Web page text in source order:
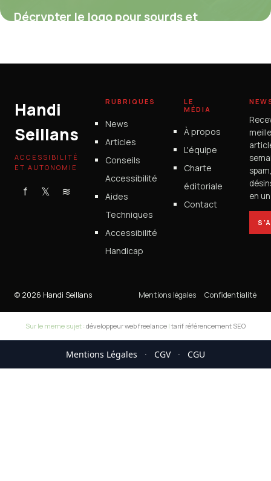
Décrypter le logo pour sourds et
Handi
Seillans
ACCESSIBILITÉ
ET AUTONOMIE
f 𝕏 ≋
RUBRIQUES
News
Articles
Conseils
Accessibilité
Aides
Techniques
Accessibilité
Handicap
LE
MÉDIA
À propos
L'équipe
Charte
éditoriale
Contact
en
© 2026 Handi Seillans Mentions légales Confidentialité
Sur le meme sujet : développeur web freelance | tarif référencement SEO
Mentions Légales · CGV · CGU